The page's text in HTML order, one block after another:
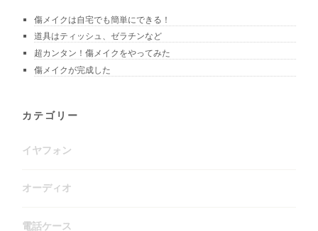
傷メイクは自宅でも簡単にできる！
道具はティッシュ、ゼラチンなど
超カンタン！傷メイクをやってみた
傷メイクが完成した
カテゴリー
イヤフォン
オーディオ
電話ケース